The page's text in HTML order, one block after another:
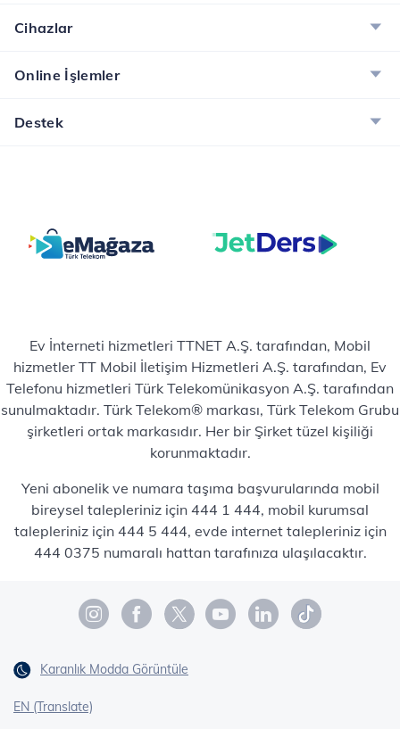
Cihazlar
Online İşlemler
Destek
Ev İnterneti hizmetleri TTNET A.Ş. tarafından, Mobil
hizmetler TT Mobil İletişim Hizmetleri A.Ş. tarafından, Ev
Telefonu hizmetleri Türk Telekomünikasyon A.Ş. tarafından
sunulmaktadır. Türk Telekom® markası, Türk Telekom Grubu
şirketleri ortak markasıdır. Her bir Şirket tüzel kişiliği
korunmaktadır.
Yeni abonelik ve numara taşıma başvurularında mobil
bireysel talepleriniz için 444 1 444, mobil kurumsal
talepleriniz için 444 5 444, evde internet talepleriniz için
444 0375 numaralı hattan tarafınıza ulaşılacaktır.
Karanlık Modda Görüntüle
EN (Translate)